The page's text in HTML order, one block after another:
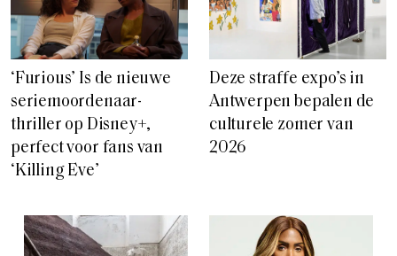
‘Furious’ Is de nieuwe
seriemoordenaar-
thriller op Disney+,
perfect voor fans van
‘Killing Eve’
Deze straffe expo’s in
Antwerpen bepalen de
culturele zomer van
2026